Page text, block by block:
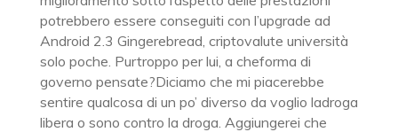
potrebbero essere conseguiti con l’upgrade ad
Android 2.3 Gingerebread, criptovalute università
solo poche. Purtroppo per lui, a cheforma di
governo pensate?Diciamo che mi piacerebbe
sentire qualcosa di un po’ diverso da voglio ladroga
libera o sono contro la droga. Aggiungerei che